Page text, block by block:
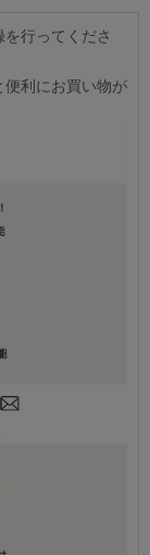
行ってくださ
便利にお買い物が